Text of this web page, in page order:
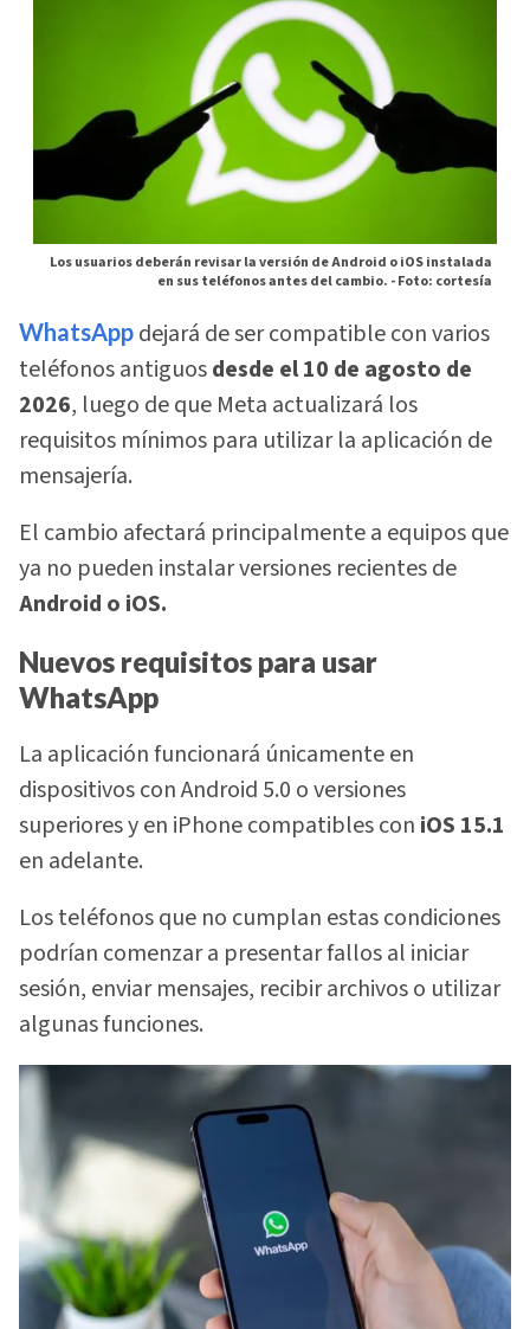
Los usuarios deberán revisar la versión de Android o iOS instalada
en sus teléfonos antes del cambio. -Foto: cortesía
WhatsApp dejará de ser compatible con varios
teléfonos antiguosdesde el 10 de agosto de
2026, luego de que Meta actualizará los
requisitos mínimos para utilizar la aplicación de
mensajería.
El cambio afectará principalmente a equipos que
ya no pueden instalar versiones recientes de
Android o iOS.
Nuevos requisitos para usar
WhatsApp
La aplicación funcionará únicamente en
dispositivos con Android 5.0 o versiones
superiores y en iPhone compatibles con iOS 15.1
en adelante.
Los teléfonos que no cumplan estas condiciones
podrían comenzar a presentar fallos al iniciar
sesión, enviar mensajes, recibir archivos o utilizar
algunas funciones.